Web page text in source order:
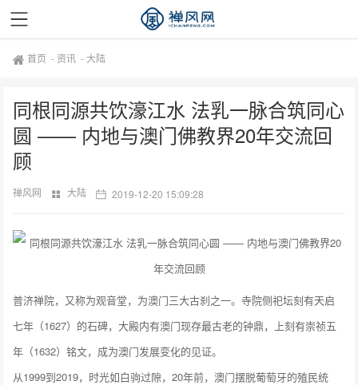
首页 - 资讯 -大陆
同根同源共饮濠江水 法乳一脉合筑同心
圆 —— 内地与澳门佛教界20年交流回
顾
禅风网 大陆 2019-12-20 15:09:28
普济禅院，又称为观音堂，为澳门三大古刹之一。寺院侧祀坛刻有天启
七年（1627）的石碑，大殿内有澳门现存最古老的钟鼎，上刻有崇祯五
年（1632）铭文，成为澳门发展变化的见证。
从1999到2019，时光如白驹过隙，20年前，澳门摆脱葡萄牙的殖民统